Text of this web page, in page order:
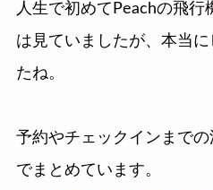
人生で初めてPeachの飛
は見ていましたが、本当
たね。
予約やチェックインまで
でまとめています。